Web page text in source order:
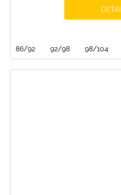
DETAIL
86/92 92/98 98/104